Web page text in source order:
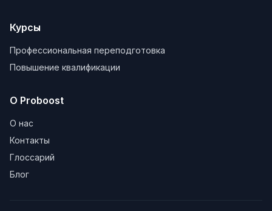
Курсы
Профессиональная переподготовка
Повышение квалификации
О Proboost
О нас
Контакты
Глоссарий
Блог